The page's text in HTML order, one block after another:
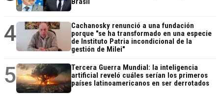
4
Cachanosky renunció a una fundación
porque "se ha transformado en una especie
de Instituto Patria incondicional de la
gestión de Milei"
5
Tercera Guerra Mundial: la inteligencia
artificial reveló cuáles serían los primeros
países latinoamericanos en ser derrotados